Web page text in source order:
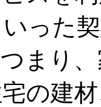
った
まり
の建